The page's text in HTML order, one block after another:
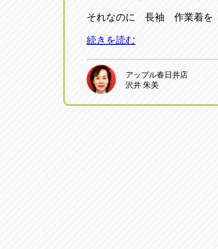
それなのに 長袖 作業着
続きを読む
アップル春日井店
沢井 朱美